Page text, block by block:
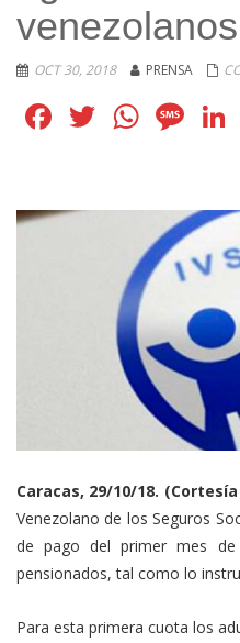
venezolanos
OCT 30, 2018 PRENSA
Facebook
Twitter
Caracas, 29/10/18.
Venezolano de los Seguros
de pago del primer mes
pensionados, tal como lo
Para esta primera cuota los